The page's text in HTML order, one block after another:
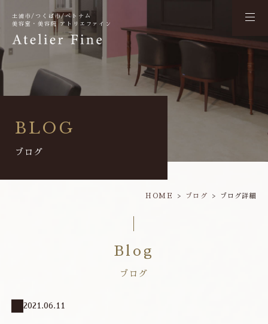
土浦市/つくば市/ベトナム
美容室・美容院 アトリエファイン
BLOG
ブログ
HOME ブログ ブログ詳細
Blog
ブログ
2021.06.11